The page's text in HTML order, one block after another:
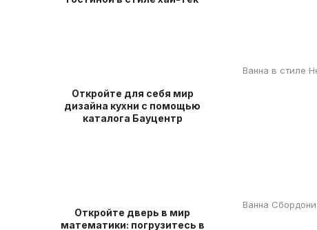
Ванна в стиле
Ванна
Откройте для себя мир
дизайна кухни с помощью
каталога Бауцентр
Откройте дверь в мир
математики: погрузитесь в